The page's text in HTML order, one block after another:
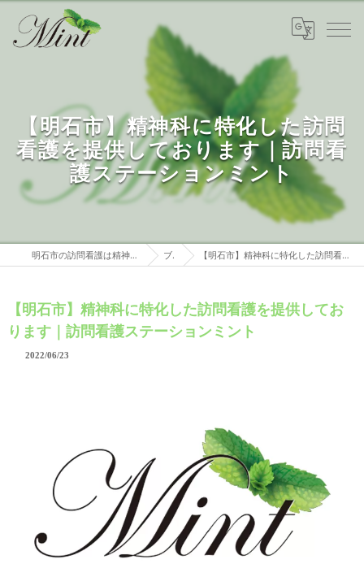
【明石市】精神科に特化した訪問
看護を提供しております｜訪問看
護ステーションミント
明石市の訪問看護は精神科特化 訪問看護ステーションミント ブログ 【明石市】精神科に特化した訪問看護を提供しております｜訪問看護ステーションミント
【明石市】精神科に特化した訪問看護を提供してお
ります｜訪問看護ステーションミント
2022/06/23